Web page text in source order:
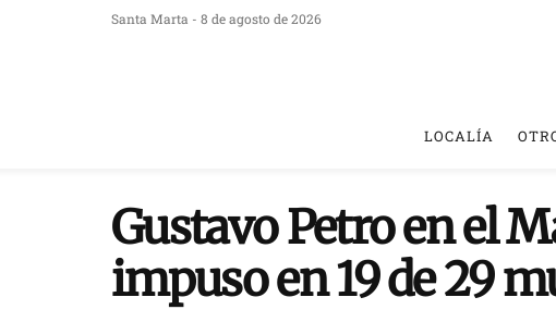
Santa Marta - 8 de agosto de 2026
LOCALÍA
Gustavo Petro en el
impuso en 19 de 29